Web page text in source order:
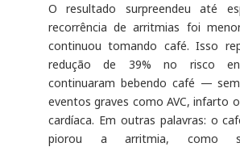
O resultado surpreendeu até
recorrência de arritmias foi
continuou tomando café. Isso
redução de 39% no risco
continuaram bebendo café —
eventos graves como AVC, infarto
cardíaca. Em outras palavras: o
piorou a arritmia, como